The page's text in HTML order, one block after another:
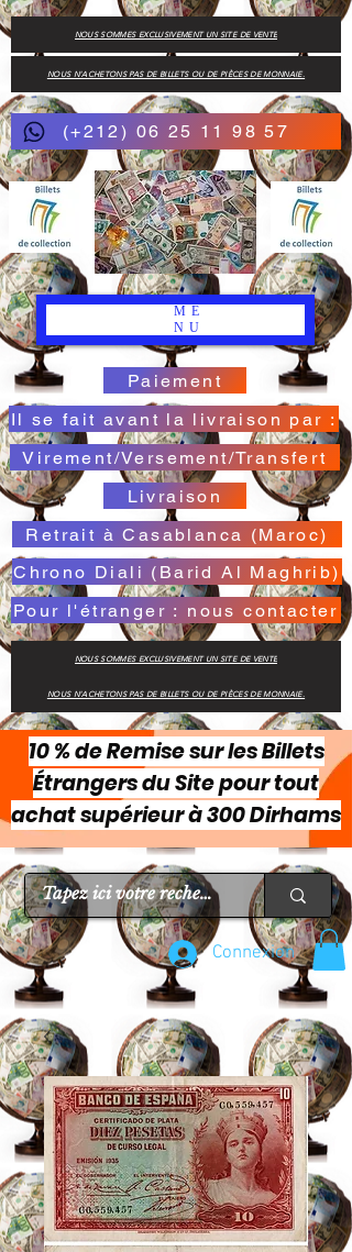
(+212) 06 25 11 98 57
ME
NU
Paiement
Virement/Versement/Transfert
Livraison
Retrait à Casablanca (Maroc)
Il se fait avant la livraison par :
Chrono Diali (Barid Al Maghrib)
NOUS N'ACHETONS PAS DE BILLETS OU DE PIÈCES DE MONNAIE.
NOUS SOMMES EXCLUSIVEMENT UN SITE DE VENTE
Pour l'étranger : nous contacter
NOUS SOMMES EXCLUSIVEMENT UN SITE DE VENTE
NOUS N'ACHETONS PAS DE BILLETS OU DE PIÈCES DE MONNAIE.
10 % de Remise sur les Billets
Étrangers du Site pour tout
achat supérieur à 300 Dirhams
Connexion